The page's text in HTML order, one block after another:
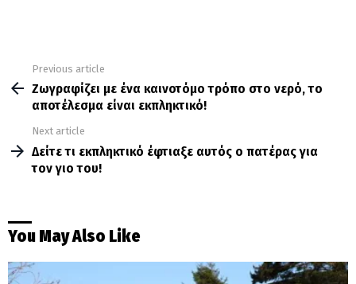
more
Previous article
Ζωγραφίζει με ένα καινοτόμο τρόπο στο νερό, το
αποτέλεσμα είναι εκπληκτικό!
Next article
Δείτε τι εκπληκτικό έφτιαξε αυτός ο πατέρας για
τον γιο του!
You May Also Like